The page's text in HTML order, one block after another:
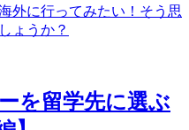
外に行ってみたい！そう思
ょうか？
を留学先に選ぶ